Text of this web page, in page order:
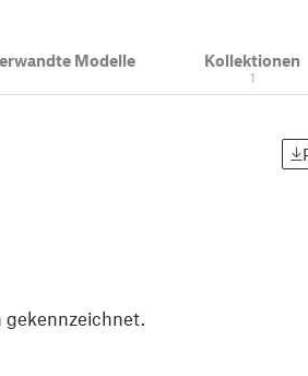
Modelle Kollektionen
1
gekennzeichnet.